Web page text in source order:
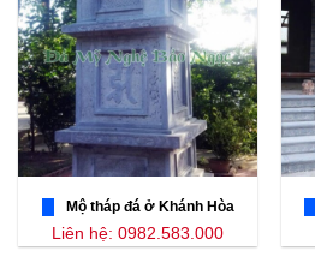
Mộ tháp đá ở Khánh Hòa
Liên hệ: 0982.583.000